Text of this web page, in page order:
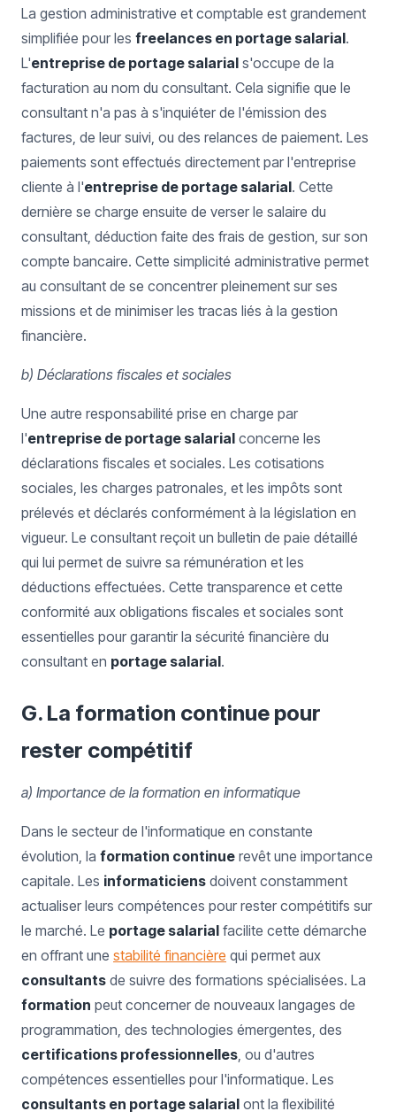
La gestion administrative et comptable est grandement
simplifiée pour les freelances en portage salarial.
L'entreprise de portage salarial s'occupe de la
facturation au nom du consultant. Cela signifie que le
consultant n'a pas à s'inquiéter de l'émission des
factures, de leur suivi, ou des relances de paiement. Les
paiements sont effectués directement par l'entreprise
cliente à l'entreprise de portage salarial. Cette
dernière se charge ensuite de verser le salaire du
consultant, déduction faite des frais de gestion, sur son
compte bancaire. Cette simplicité administrative permet
au consultant de se concentrer pleinement sur ses
missions et de minimiser les tracas liés à la gestion
financière.
b) Déclarations fiscales et sociales
Une autre responsabilité prise en charge par
l'entreprise de portage salarial concerne les
déclarations fiscales et sociales. Les cotisations
sociales, les charges patronales, et les impôts sont
prélevés et déclarés conformément à la législation en
vigueur. Le consultant reçoit un bulletin de paie détaillé
qui lui permet de suivre sa rémunération et les
déductions effectuées. Cette transparence et cette
conformité aux obligations fiscales et sociales sont
essentielles pour garantir la sécurité financière du
consultant en portage salarial.
G. La formation continue pour
rester compétitif
a) Importance de la formation en informatique
Dans le secteur de l'informatique en constante
évolution, la formation continue revêt une importance
capitale. Les informaticiens doivent constamment
actualiser leurs compétences pour rester compétitifs sur
le marché. Le portage salarial facilite cette démarche
en offrant une stabilité financière qui permet aux
consultants de suivre des formations spécialisées. La
formation peut concerner de nouveaux langages de
programmation, des technologies émergentes, des
certifications professionnelles, ou d'autres
compétences essentielles pour l'informatique. Les
consultants en portage salarial ont la flexibilité